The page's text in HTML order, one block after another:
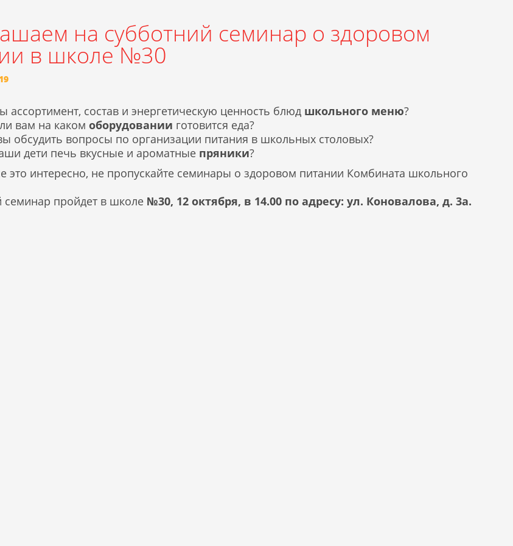
на субботний семинар о здоровом
в школе №30
ассортимент, состав и энергетическую ценность блюд школьного меню?
вам на каком оборудовании готовится еда?
обсудить вопросы по организации питания в школьных столовых?
дети печь вкусные и ароматные пряники?
это интересно, не пропускайте семинары о здоровом питании Комбината школьного
пройдет в школе №30, 12 октября, в 14.00 по адресу: ул. Коновалова, д. 3а.